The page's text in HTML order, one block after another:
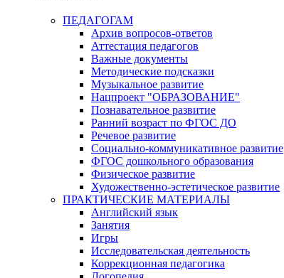
ПЕДАГОГАМ
Архив вопросов-ответов
Аттестация педагогов
Важные документы
Методические подсказки
Музыкальное развитие
Нацпроект "ОБРАЗОВАНИЕ"
Познавательное развитие
Ранний возраст по ФГОС ДО
Речевое развитие
Социально-коммуникативное развитие
ФГОС дошкольного образования
Физическое развитие
Художественно-эстетическое развитие
ПРАКТИЧЕСКИЕ МАТЕРИАЛЫ
Английский язык
Занятия
Игры
Исследовательская деятельность
Коррекционная педагогика